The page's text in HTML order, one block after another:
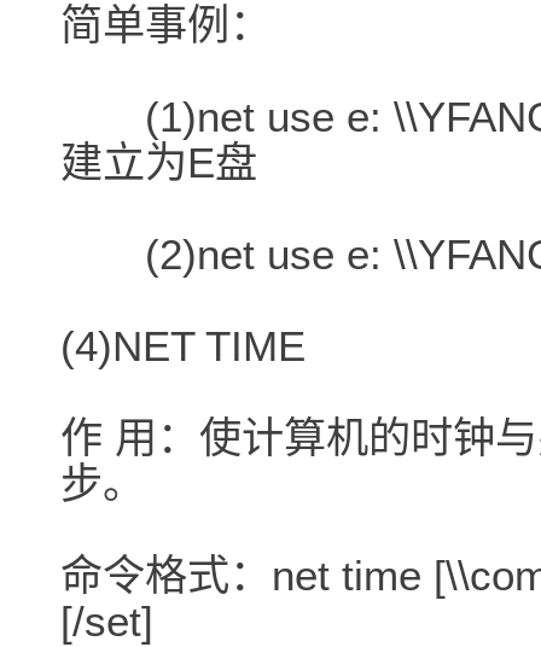
简单事例：
(1)net use e:
建立为E盘
(2)net use e:
(4)NET TIME
作 用：使计算机的时钟
步。
命令格式：net time
[/set]